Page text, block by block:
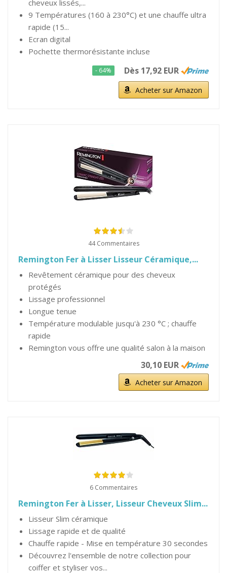
cheveux lissés,...
9 Températures (160 à 230°C) et une chauffe ultra
rapide (15...
Ecran digital
Pochette thermorésistante incluse
- 64% Dès 17,92 EUR
Acheter sur Amazon
44 Commentaires
Remington Fer à Lisser Lisseur Céramique,...
Revêtement céramique pour des cheveux
protégés
Lissage professionnel
Longue tenue
Température modulable jusqu'à 230 °C ; chauffe
rapide
Remington vous offre une qualité salon à la maison
30,10 EUR
Acheter sur Amazon
6 Commentaires
Remington Fer à Lisser, Lisseur Cheveux Slim...
Lisseur Slim céramique
Lissage rapide et de qualité
Chauffe rapide - Mise en température 30 secondes
Découvrez l'ensemble de notre collection pour
coiffer et styliser vos...